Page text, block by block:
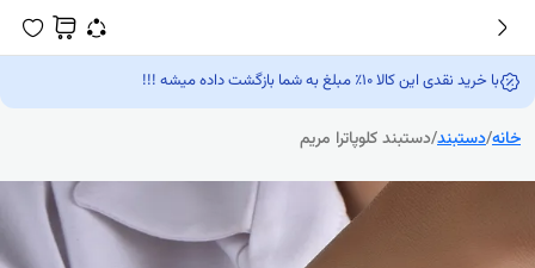
با خرید نقدی این کالا 10٪ مبلغ به شما بازگشت داده میشه !!!
خانه/دستبند/دستبند کلوپاترا مریم